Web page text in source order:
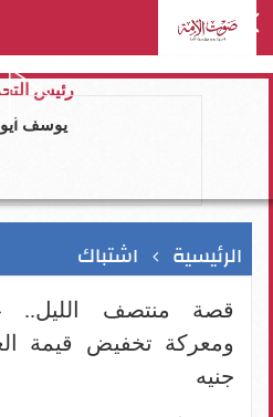
رئيس
يوسف
الرئيسية اشتباك
قصة منتصف الليل..
جنيه